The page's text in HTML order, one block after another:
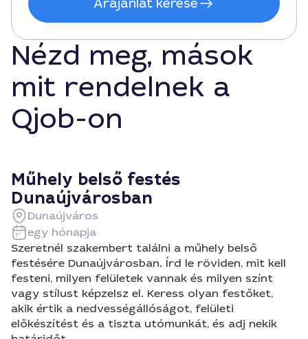
Árajánlat kérése
Nézd meg, mások
mit rendelnek a
Qjob-on
Műhely belső festés
Dunaújvárosban
Dunaújváros
egy hónapja
Szeretnél szakembert találni a műhely belső
festésére Dunaújvárosban. Írd le röviden, mit kell
festeni, milyen felületek vannak és milyen színt
vagy stílust képzelsz el. Keress olyan festőket,
akik értik a nedvességállóságot, felületi
előkészítést és a tiszta utómunkát, és adj nekik